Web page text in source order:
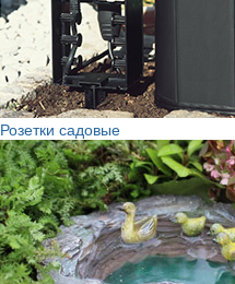
Розетки садовые